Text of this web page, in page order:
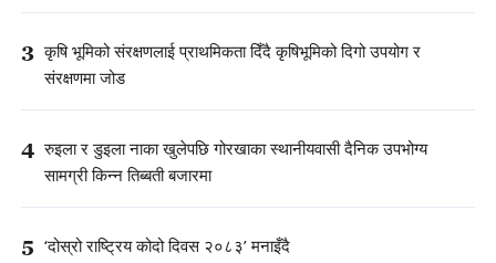
3 कृषि भूमिको संरक्षणलाई प्राथमिकता दिँदै कृषिभूमिको दिगो उपयोग र
संरक्षणमा जोड
4 रुइला र डुइला नाका खुलेपछि गोरखाका स्थानीयवासी दैनिक उपभोग्य
सामग्री किन्न तिब्बती बजारमा
5 ‘दोस्रो राष्ट्रिय कोदो दिवस २०८३’ मनाइँदै